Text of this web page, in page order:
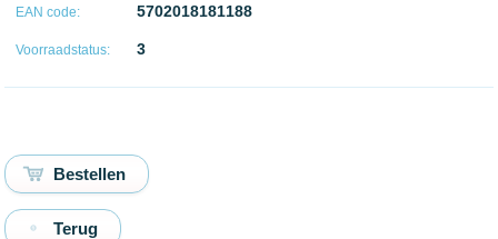
EAN code: 5702018181188
Voorraadstatus: 3
Terug